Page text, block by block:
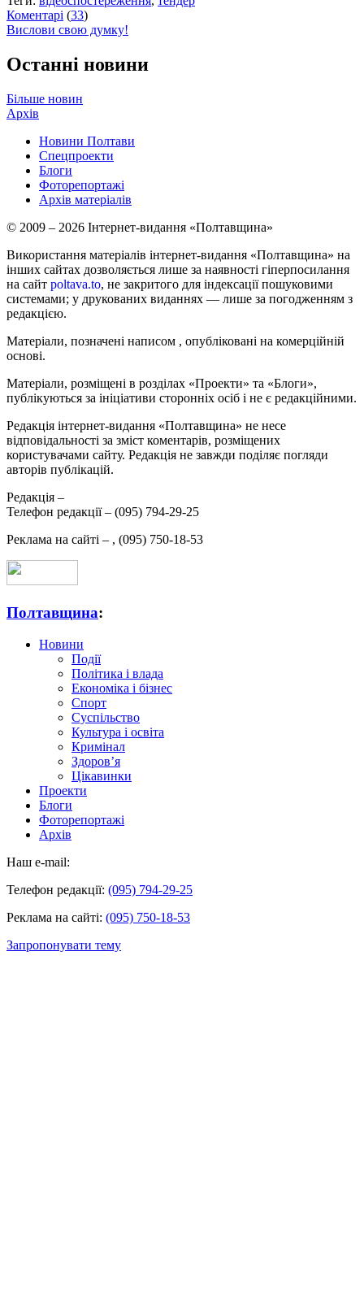
Коментарі (33)
Вислови свою думку!
Останні новини
Більше новин
Архів
Новини Полтави
Спецпроекти
Блоги
Фоторепортажі
Архів матеріалів
© 2009 – 2026 Інтернет-видання «Полтавщина»
Використання матеріалів інтернет-видання «Полтавщина» на
інших сайтах дозволяється лише за наявності гіперпосилання
на сайт poltava.to, не закритого для індексації пошуковими
системами; у друкованих виданнях — лише за погодженням з
редакцією.
Матеріали, позначені написом , опубліковані на комерційній
основі.
Матеріали, розміщені в розділах «Проекти» та «Блоги»,
публікуються за ініціативи сторонніх осіб і не є редакційними.
Редакція інтернет-видання «Полтавщина» не несе
відповідальності за зміст коментарів, розміщених
користувачами сайту. Редакція не завжди поділяє погляди
авторів публікацій.
Редакція –
Телефон редакції – (095) 794-29-25
Реклама на сайті – , (095) 750-18-53
Полтавщина:
Новини
Події
Політика і влада
Економіка і бізнес
Спорт
Суспільство
Культура і освіта
Кримінал
Здоров’я
Цікавинки
Проекти
Блоги
Фоторепортажі
Архів
Наш e-mail:
Телефон редакції: (095) 794-29-25
Реклама на сайті: (095) 750-18-53
Запропонувати тему